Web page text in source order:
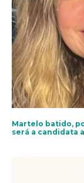
Martelo batido,
será a candidata